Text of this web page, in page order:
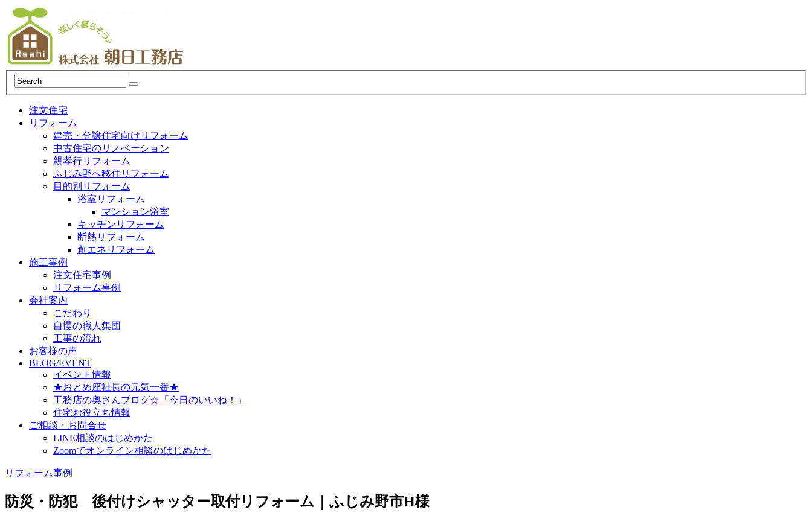
注文住宅
リフォーム
建売・分譲住宅向けリフォーム
中古住宅のリノベーション
親孝行リフォーム
ふじみ野へ移住リフォーム
目的別リフォーム
浴室リフォーム
マンション浴室
キッチンリフォーム
断熱リフォーム
創エネリフォーム
施工事例
注文住宅事例
リフォーム事例
会社案内
こだわり
自慢の職人集団
工事の流れ
お客様の声
BLOG/EVENT
イベント情報
★おとめ座社長の元気一番★
工務店の奥さんブログ☆「今日のいいね！」
住宅お役立ち情報
ご相談・お問合せ
LINE相談のはじめかた
Zoomでオンライン相談のはじめかた
リフォーム事例
防災・防犯 後付けシャッター取付リフォーム｜ふじみ野市H様